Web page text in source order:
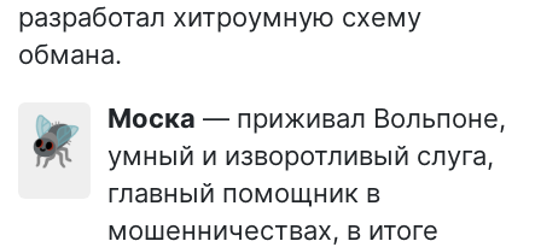
разработал хитроумную схему
обмана.
🪰 Моска — приживал Вольпоне,
умный и изворотливый слуга,
главный помощник в
мошенничествах, в итоге